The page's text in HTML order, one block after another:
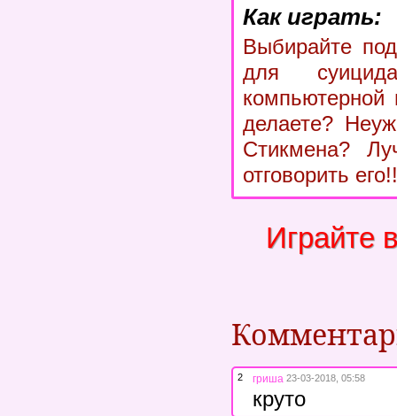
Как играть:
Выбирайте
для
делаете?
Стикмена?
отговорить
Играйте
2 гриша 23-03-2018, 05:58
круто